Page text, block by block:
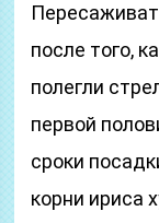
после того,
полегли
первой
сроки
корни ириса